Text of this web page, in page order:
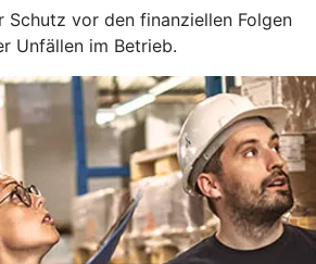
Schutz vor den finanziellen Folgen
Unfällen im Betrieb.